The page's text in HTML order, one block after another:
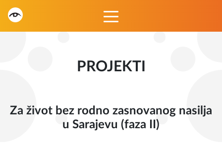
PROJEKTI
Za život bez rodno zasnovanog nasilja
u Sarajevu (faza II)